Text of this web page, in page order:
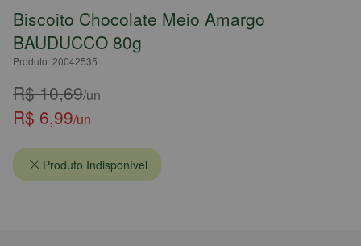
Biscoito Chocolate Meio Amargo
BAUDUCCO 80g
Produto: 20042535
R$ 10,69/un
R$ 6,99/un
Produto Indisponível